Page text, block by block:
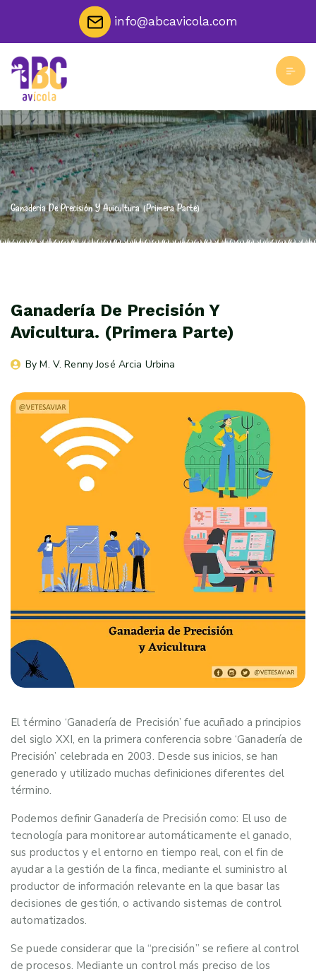
info@abcavicola.com
Ganadería De Precisión Y Avicultura. (Primera Parte)
Ganadería De Precisión Y
Avicultura. (Primera Parte)
By M. V. Renny José Arcia Urbina
El término ‘Ganadería de Precisión’ fue acuñado a principios
del siglo XXI, en la primera conferencia sobre ‘Ganadería de
Precisión’ celebrada en 2003. Desde sus inicios, se han
generado y utilizado muchas definiciones diferentes del
término.
Podemos definir Ganadería de Precisión como: El uso de
tecnología para monitorear automáticamente el ganado,
sus productos y el entorno en tiempo real, con el fin de
ayudar a la gestión de la finca, mediante el suministro al
productor de información relevante en la que basar las
decisiones de gestión, o activando sistemas de control
automatizados.
Se puede considerar que la “precisión” se refiere al control
de procesos. Mediante un control más preciso de los